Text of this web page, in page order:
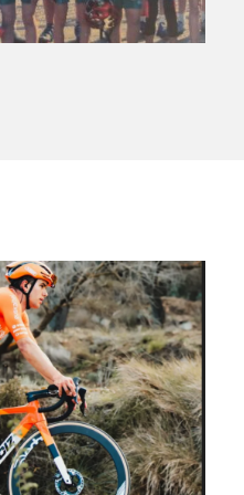
cookie teknologiaz
diguzu.